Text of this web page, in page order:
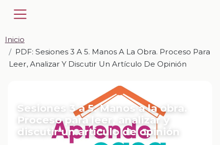
Inicio
PDF: Sesiones 3 A 5. Manos A La Obra. Proceso Para
Leer, Analizar Y Discutir Un Artículo De Opinión
Sesiones 3 a 5. Manos a la obra.
Proceso para leer, analizar y
discutir un artículo de opinión